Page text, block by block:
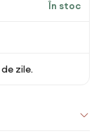
În stoc
zile.